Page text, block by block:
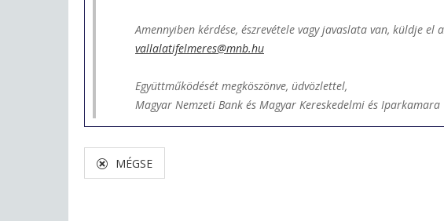
Amennyiben kérdése, észrevétele vagy javaslata van, küldje el
vallalatifelmeres@mnb.hu
Együttműködését megköszönve, üdvözlettel,
Magyar Nemzeti Bank és Magyar Kereskedelmi és Iparkamara
MÉGSE